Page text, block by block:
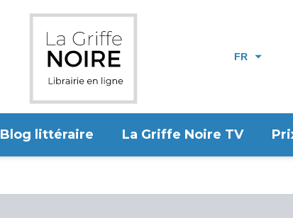
FR
Blog littéraire La Griffe Noire TV